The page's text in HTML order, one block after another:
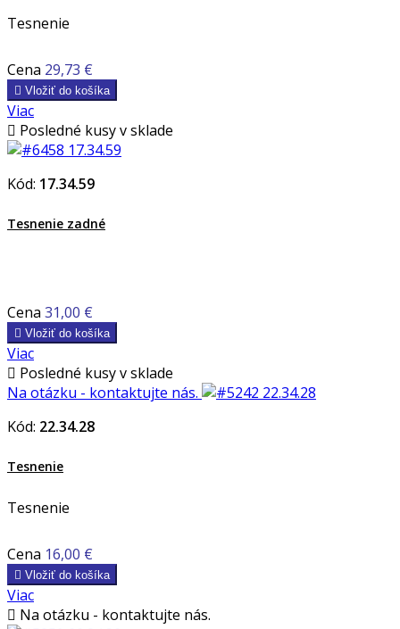
Tesnenie
Cena 29,73 €
 Vložiť do košíka
Viac
 Posledné kusy v sklade
Kód: 17.34.59
Tesnenie zadné
Cena 31,00 €
 Vložiť do košíka
Viac
 Posledné kusy v sklade
Na otázku - kontaktujte nás.
Kód: 22.34.28
Tesnenie
Tesnenie
Cena 16,00 €
 Vložiť do košíka
Viac
 Na otázku - kontaktujte nás.